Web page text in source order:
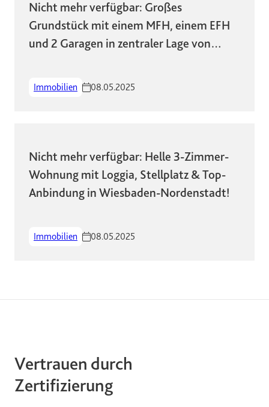
Nicht mehr verfügbar: Großes
Grundstück mit einem MFH, einem EFH
und 2 Garagen in zentraler Lage von
Immobilien 08.05.2025
Nicht mehr verfügbar: Helle 3-Zimmer-
Wohnung mit Loggia, Stellplatz & Top-
Anbindung in Wiesbaden-Nordenstadt!
Immobilien 08.05.2025
Vertrauen durch
Zertifizierung